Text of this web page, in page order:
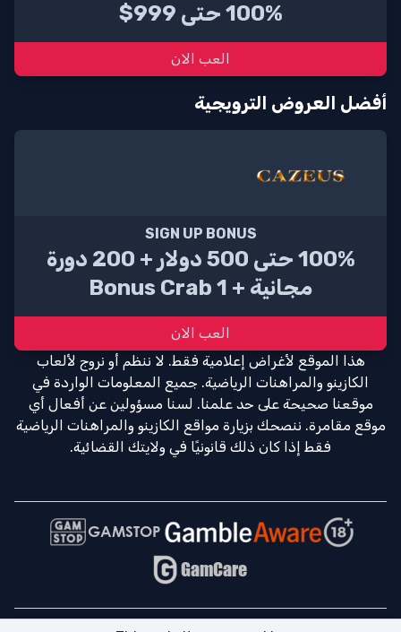
100% حتى 999$
العب الان
أفضل العروض الترويجية
SIGN UP BONUS
100% حتى 500 دولار + 200 دورة
مجانية + 1 Bonus Crab
العب الان
هذا الموقع لأغراض إعلامية فقط. لا ننظم أو نروج لألعاب
الكازينو والمراهنات الرياضية. جميع المعلومات الواردة في
موقعنا صحيحة على حد علمنا. لسنا مسؤولين عن أفعال أي
موقع مقامرة. ننصحك بزيارة مواقع الكازينو والمراهنات الرياضية
فقط إذا كان ذلك قانونيًا في ولايتك القضائية.